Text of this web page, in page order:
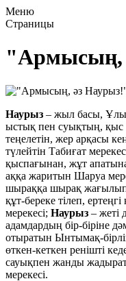
Меню
Страницы
"Армысың,
Наурыз – жыл басы,
ыстық пен суықтың,
теңелетін, жер арқасы
түлейтін Табиғат
қыспағынан, жұт
аққа жаритын Шаруа
шыраққа шырақ
құт-береке тілеп,
мерекесі; Наурыз – жеті
адамдардың бір-біріне
отыратын Ынтымақ-
өткен-кеткен ренішті
сауықпен жанды
мерекесі.